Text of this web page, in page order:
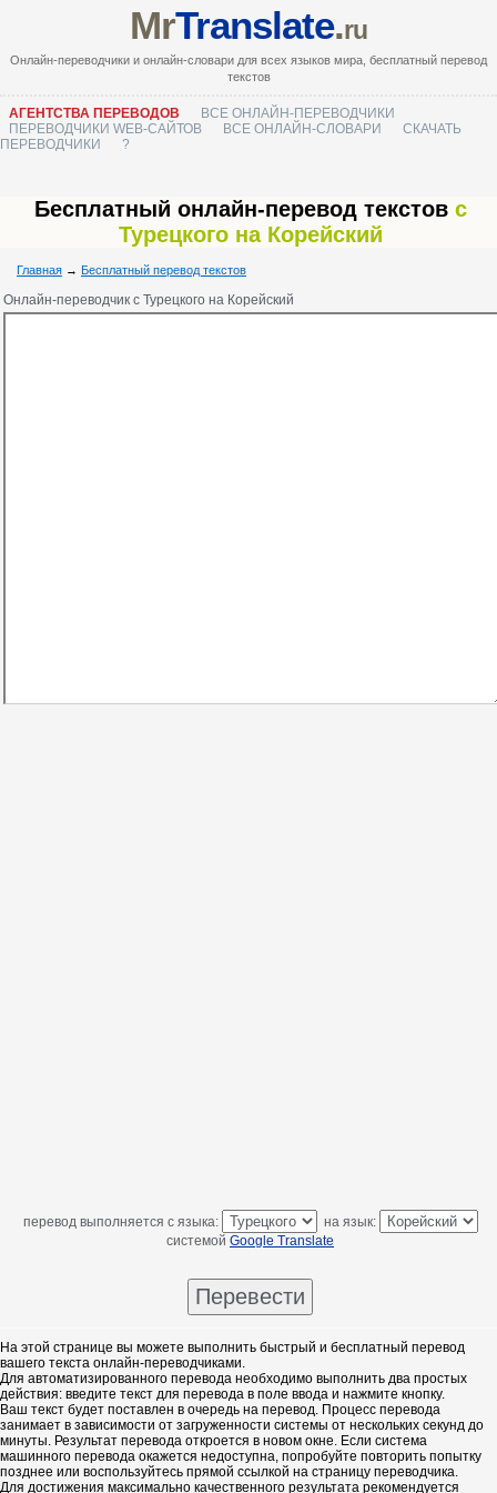
MrTranslate.ru
Онлайн-переводчики и онлайн-словари для всех языков мира, бесплатный перевод
текстов
АГЕНТСТВА ПЕРЕВОДОВ
ВСЕ ОНЛАЙН-ПЕРЕВОДЧИКИ
ПЕРЕВОДЧИКИ WEB-САЙТОВ
ВСЕ ОНЛАЙН-СЛОВАРИ
СКАЧАТЬ
ПЕРЕВОДЧИКИ
?
Бесплатный онлайн-перевод текстов с
Турецкого на Корейский
Главная → Бесплатный перевод текстов
Онлайн-переводчик с Турецкого на Корейский
перевод выполняется с языка:
на язык:
системой Google Translate
На этой странице вы можете выполнить быстрый и бесплатный перевод
вашего текста онлайн-переводчиками.
Для автоматизированного перевода необходимо выполнить два простых
действия: введите текст для перевода в поле ввода и нажмите кнопку.
Ваш текст будет поставлен в очередь на перевод. Процесс перевода
занимает в зависимости от загруженности системы от нескольких секунд до
минуты. Результат перевода откроется в новом окне. Если система
машинного перевода окажется недоступна, попробуйте повторить попытку
позднее или воспользуйтесь прямой ссылкой на страницу переводчика.
Для достижения максимально качественного результата рекомендуется